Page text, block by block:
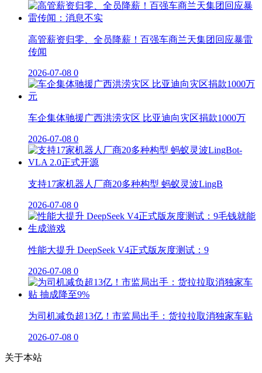
高管薪资归零、全员降薪！百强车商兰天集团回应暴雷
传闻
2026-07-08 0
车企集体驰援广西洪涝灾区 比亚迪向灾区捐款1000万
2026-07-08 0
支持17家机器人厂商20多种构型 蚂蚁灵波LingB
2026-07-08 0
性能大提升 DeepSeek V4正式版灰度测试：9
2026-07-08 0
为司机减负超13亿！市监局出手：货拉拉取消独家车贴
2026-07-08 0
关于本站